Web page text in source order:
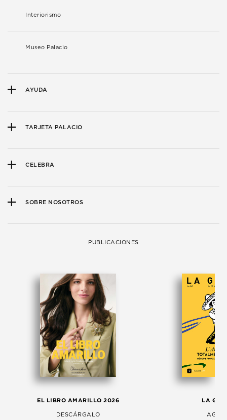
Interiorismo
Museo Palacio
AYUDA
TARJETA PALACIO
CELEBRA
SOBRE NOSOTROS
PUBLICACIONES
EL LIBRO AMARILLO 2026
DESCÁRGALO
LA